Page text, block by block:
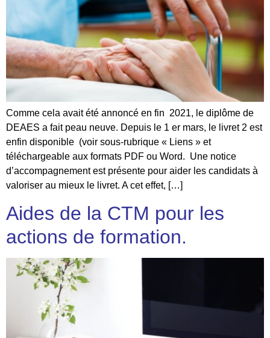
Comme cela avait été annoncé en fin 2021, le diplôme de
DEAES a fait peau neuve. Depuis le 1 er mars, le livret 2 est
enfin disponible (voir sous-rubrique « Liens » et
téléchargeable aux formats PDF ou Word. Une notice
d’accompagnement est présente pour aider les candidats à
valoriser au mieux le livret. A cet effet, […]
Aides de la CTM pour les
actions de formation.